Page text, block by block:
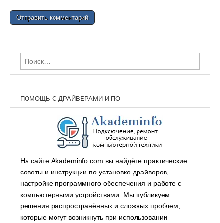
Найти:
ПОМОЩЬ С ДРАЙВЕРАМИ И ПО
На сайте Akademinfo.com вы найдёте практические
советы и инструкции по установке драйверов,
настройке программного обеспечения и работе с
компьютерными устройствами. Мы публикуем
решения распространённых и сложных проблем,
которые могут возникнуть при использовании